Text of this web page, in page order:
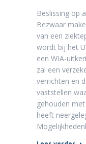
Beslissing op
Bezwaar
van een
wordt bij het
een WIA-
zal een
verrichten en
vaststellen
gehouden
heeft